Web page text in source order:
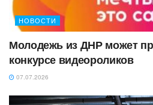
НОВОСТИ
Молодежь из ДНР может
конкурсе видеороликов
07.07.2026